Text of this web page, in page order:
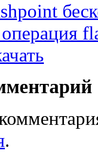
операция
.